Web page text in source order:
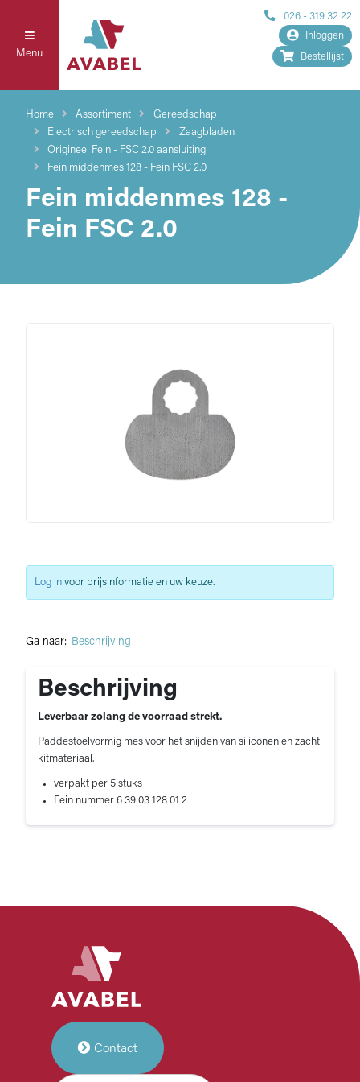
Menu
026 - 319 32 22
Inloggen
Bestellijst
Home Assortiment
Gereedschap
Electrisch gereedschap
Zaagbladen
Origineel Fein - FSC 2.0 aansluiting
Fein middenmes 128 - Fein FSC 2.0
Fein middenmes 128 -
Fein FSC 2.0
Ga naar: Beschrijving
Beschrijving
Leverbaar zolang de voorraad strekt.
Paddestoelvormig mes voor het snijden van siliconen en zacht
kitmateriaal.
verpakt per 5 stuks
Fein nummer 6 39 03 128 01 2
Log in voor prijsinformatie en uw keuze.
Contact